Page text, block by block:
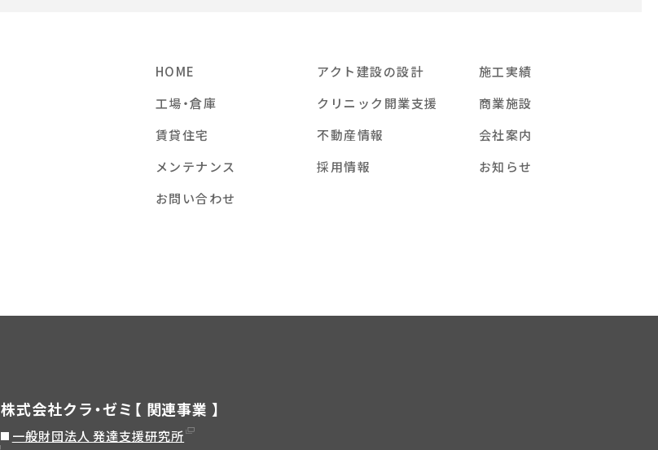
HOME アクト建設の設計
施工実績
工場・倉庫
クリニック開業支援
商業施設
賃貸住宅
不動産情報
会社案内
メンテナンス
採用情報
お知らせ
お問い合わせ
株式会社クラ・ゼミ【 関連事業 】
一般財団法人 発達支援研究所